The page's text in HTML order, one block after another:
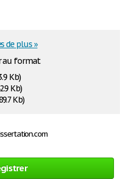
au format
Kb)
Kb)
Kb)
de plus »